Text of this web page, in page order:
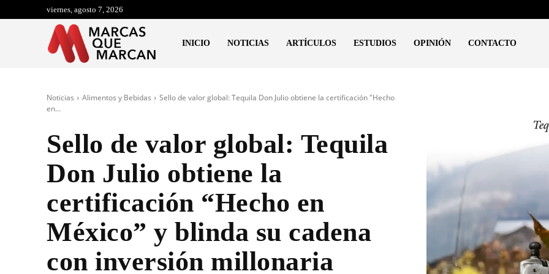
viernes, agosto 7, 2026
INICIO NOTICIAS ARTÍCULOS ESTUDIOS OPINIÓN CONTACTO
Noticias Alimentos y Bebidas
Sello de valor global: Tequila Don Julio obtiene la certificación "Hecho
en...
Sello de valor global: Tequila
Don Julio obtiene la
certificación “Hecho en
México” y blinda su cadena
con inversión millonaria